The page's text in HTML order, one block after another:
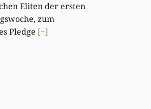
Eliten der ersten
zum
Pledge [+]